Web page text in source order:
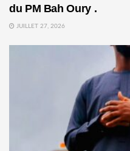
du PM Bah Oury .
JUILLET 27, 2026